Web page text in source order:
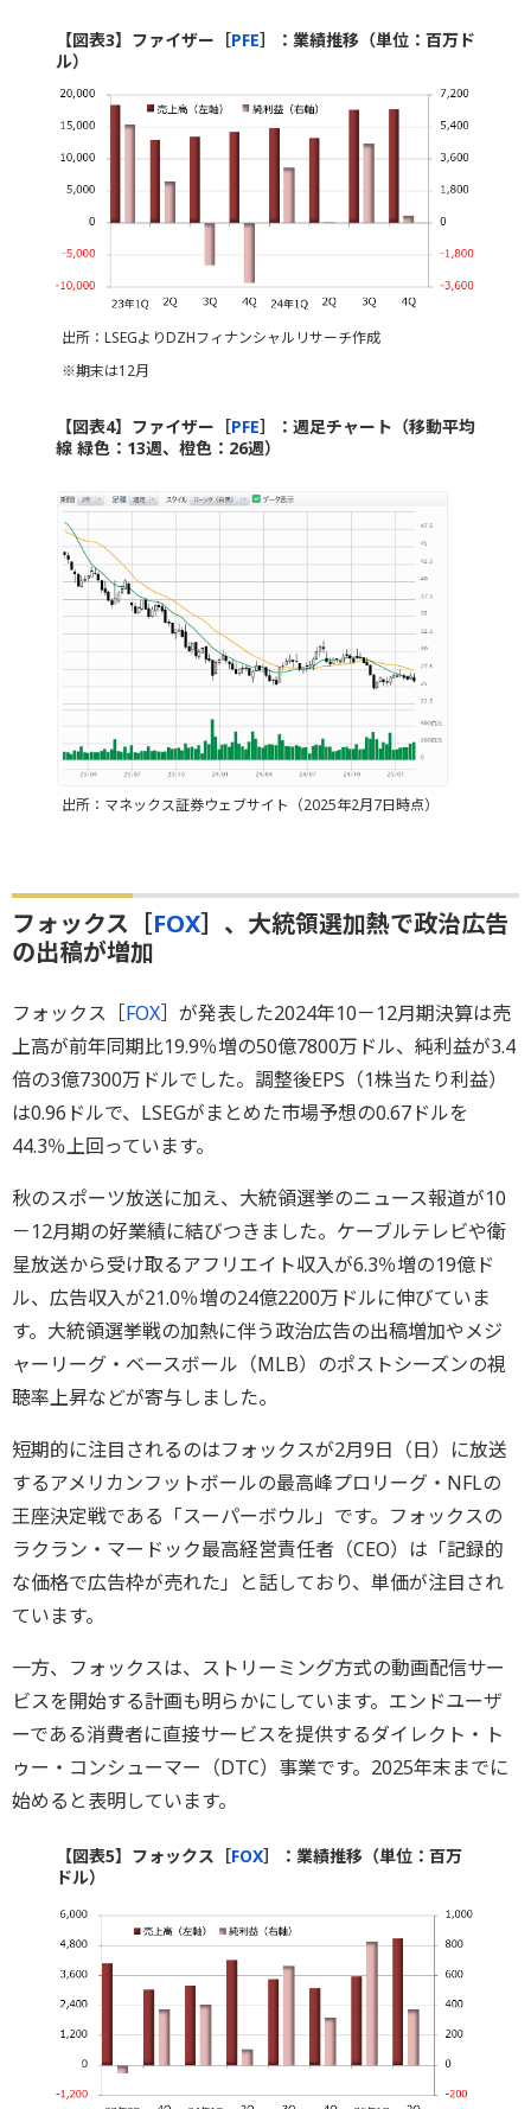
【図表3】ファイザー［PFE］：業績推移（単位：百万ド
ル）
出所：LSEGよりDZHフィナンシャルリサーチ作成
※期末は12月
【図表4】ファイザー［PFE］：週足チャート（移動平均
線 緑色：13週、橙色：26週）
出所：マネックス証券ウェブサイト（2025年2月7日時点）
フォックス［FOX］、大統領選加熱で政治広告
の出稿が増加
フォックス［FOX］が発表した2024年10－12月期決算は売
上高が前年同期比19.9％増の50億7800万ドル、純利益が3.4
倍の3億7300万ドルでした。調整後EPS（1株当たり利益）
は0.96ドルで、LSEGがまとめた市場予想の0.67ドルを
44.3％上回っています。
秋のスポーツ放送に加え、大統領選挙のニュース報道が10
－12月期の好業績に結びつきました。ケーブルテレビや衛
星放送から受け取るアフリエイト収入が6.3％増の19億ド
ル、広告収入が21.0％増の24億2200万ドルに伸びていま
す。大統領選挙戦の加熱に伴う政治広告の出稿増加やメジ
ャーリーグ・ベースボール（MLB）のポストシーズンの視
聴率上昇などが寄与しました。
短期的に注目されるのはフォックスが2月9日（日）に放送
するアメリカンフットボールの最高峰プロリーグ・NFLの
王座決定戦である「スーパーボウル」です。フォックスの
ラクラン・マードック最高経営責任者（CEO）は「記録的
な価格で広告枠が売れた」と話しており、単価が注目され
ています。
一方、フォックスは、ストリーミング方式の動画配信サー
ビスを開始する計画も明らかにしています。エンドユーザ
ーである消費者に直接サービスを提供するダイレクト・ト
ゥー・コンシューマー（DTC）事業です。2025年末までに
始めると表明しています。
【図表5】フォックス［FOX］：業績推移（単位：百万
ドル）